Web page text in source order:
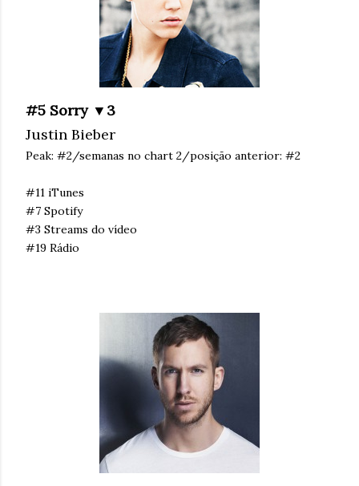
#5 Sorry ▼3
Justin Bieber
Peak: #2/semanas no chart 2/posição anterior: #2
#11 iTunes
#7 Spotify
#3 Streams do vídeo
#19 Rádio